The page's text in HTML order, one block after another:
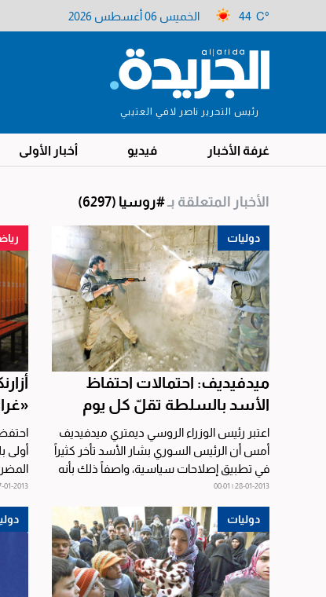
44 C° الخميس 06 أغسطس 2026
رئيس التحرير ناصر لافي العتيبي
غرفة الأخبار فيديو أخبار الأولى
الأخبار المتعلقة بـ#روسيا (6297)
دوليات
ميدفيديف: احتمالات احتفاظ
الأسد بالسلطة تقلّ كل يوم
اعتبر رئيس الوزراء الروسي ديمتري ميدفيديف
أمس أن الرئيس السوري بشار الأسد تأخر كثيراً
في تطبيق إصلاحات سياسية، واصفاً ذلك بأنه
«خطأ فادح...
28-01-2013 | 00:01
أولى
2013 | 00:01
دوليات